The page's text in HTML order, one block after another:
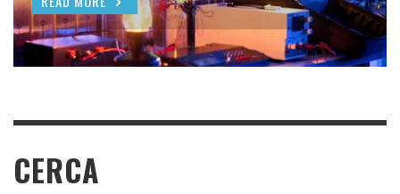
READ MORE
READ MORE
CERCA